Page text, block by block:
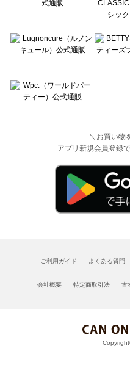
＼お買い物
アプリ新規会員登録
ご利用ガイド よくある質問
会社概要 特定商取引法 古